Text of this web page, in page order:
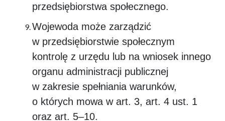
przedsiębiorstwa społecznego.
Wojewoda może zarządzić
w przedsiębiorstwie społecznym
kontrolę z urzędu lub na wniosek innego
organu administracji publicznej
w zakresie spełniania warunków,
o których mowa w art. 3, art. 4 ust. 1
oraz art. 5–10.